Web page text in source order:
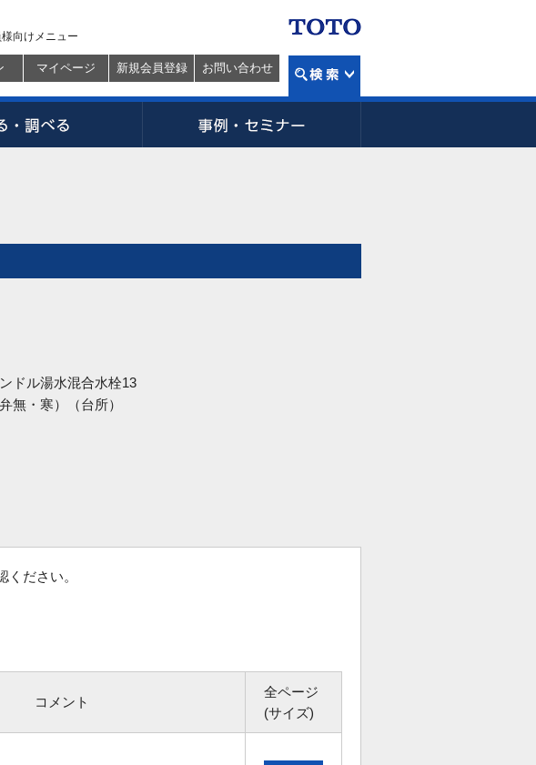
向けメニュー
マイページ 新規会員登録 お問い合わせ
ドル湯水混合水栓13
無・寒）（台所）
ださい。
コメント
全ページ
(サイズ)